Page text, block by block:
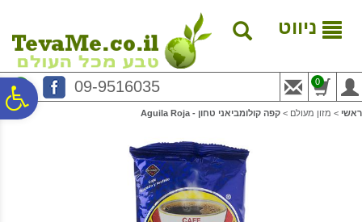
נגישות
המרכזי
ניווט
09-9516035 0
ראשי > מזון מעולם > קפה קולומביאני טחון - Aguila Roja